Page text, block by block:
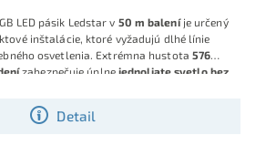
Detail
LED pásik Ledstar v 50 m baleníje určený
inštalácie, ktoré vyžadujú dlhé línie
osvetlenia. Extrémna hustota 576
zabezpečuje úplne jednoliate svetlo bez
ideálny model pre náročné realizácie.